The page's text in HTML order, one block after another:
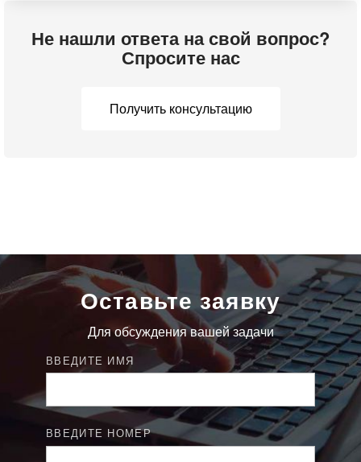
Не нашли ответа на свой вопрос?
Спросите нас
Получить консультацию
Оставьте заявку
Для обсуждения вашей задачи
ВВЕДИТЕ ИМЯ
ВВЕДИТЕ НОМЕР